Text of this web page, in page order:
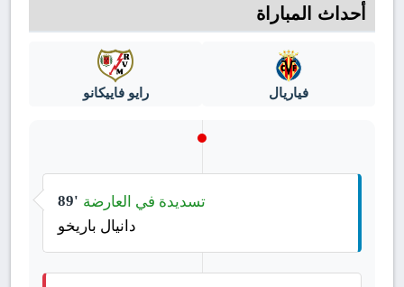
أحداث المباراة
فياريال رايو فاييكانو
89' تسديدة في العارضة
دانيال باريخو